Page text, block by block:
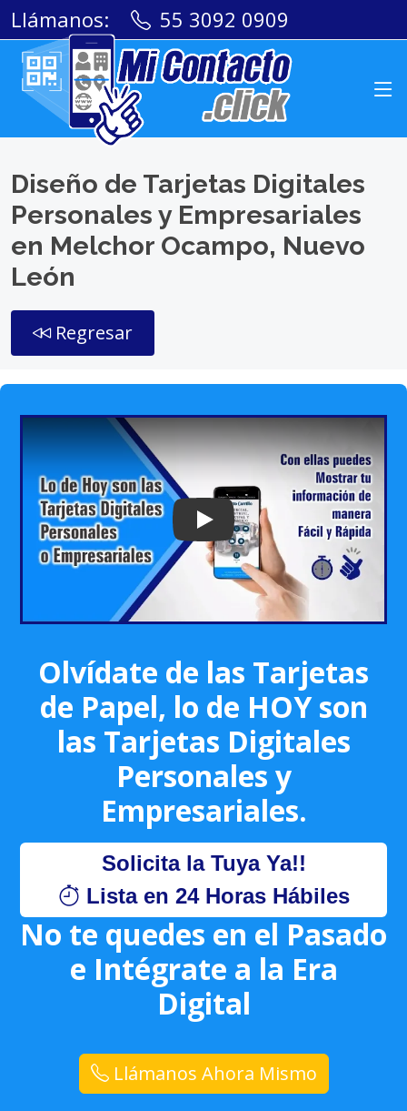
Llámanos: 55 3092 0909
Diseño de Tarjetas Digitales
Personales y Empresariales
en Melchor Ocampo, Nuevo
León
Regresar
Play: Keynote (Google I/O '18)
Olvídate de las Tarjetas
de Papel, lo de HOY son
las Tarjetas Digitales
Personales y
Empresariales.
Solicita la Tuya Ya!!
Lista en 24 Horas Hábiles
No te quedes en el Pasado
e Intégrate a la Era
Digital
Llámanos Ahora Mismo